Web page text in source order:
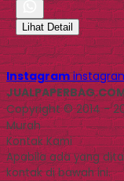
Lihat Detail
Instagram
Copyright © 2014 -
Murah
Kontak Kami
Apabila ada yang
kontak di bawah ini.